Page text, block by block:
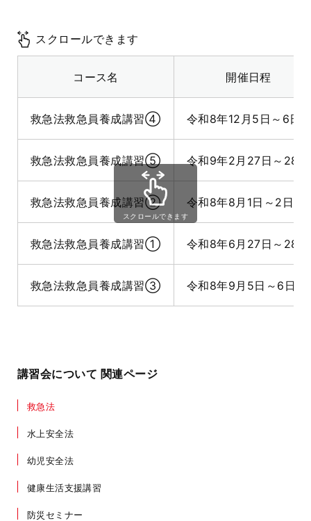
コース名 開催日程
救急法救急員養成講習④ 令和8年12月5日～6日
救急法救急員養成講習⑤ 令和9年2月27日～28日
救急法救急員養成講習② 令和8年8月1日～2日
救急法救急員養成講習① 令和8年6月27日～28日
救急法救急員養成講習③ 令和8年9月5日～6日
スクロールできます
スクロールできます
講習会について 関連ページ
救急法
水上安全法
幼児安全法
健康生活支援講習
防災セミナー